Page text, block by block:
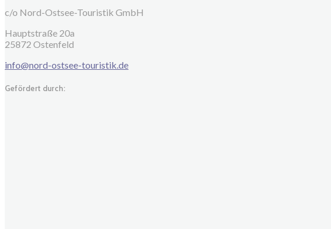
c/o Nord-Ostsee-Touristik GmbH
Hauptstraße 20a
25872 Ostenfeld
info@nord-ostsee-touristik.de
Gefördert durch: